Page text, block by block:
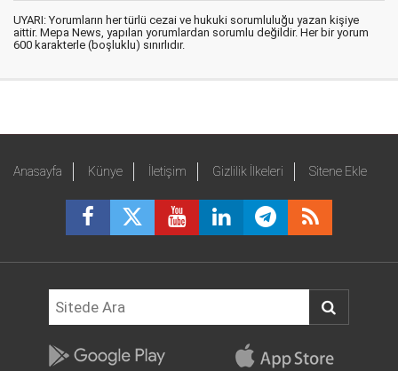
UYARI: Yorumların her türlü cezai ve hukuki sorumluluğu yazan kişiye
aittir. Mepa News, yapılan yorumlardan sorumlu değildir. Her bir yorum
600 karakterle (boşluklu) sınırlıdır.
Anasayfa Künye İletişim Gizlilik İlkeleri Sitene Ekle